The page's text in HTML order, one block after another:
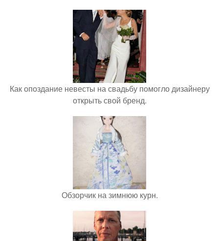
Как опоздание невесты на свадьбу помогло дизайнеру
открыть свой бренд.
Обзорчик на зимнюю курн.